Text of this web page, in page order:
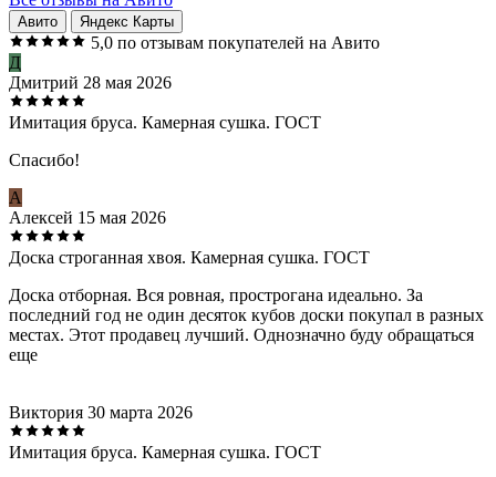
Авито Яндекс Карты
5,0 по отзывам покупателей на Авито
Д
Дмитрий 28 мая 2026
Имитация бруса. Камерная сушка. ГОСТ
Спасибо!
А
Алексей 15 мая 2026
Доска строганная хвоя. Камерная сушка. ГОСТ
Доска отборная. Вся ровная, прострогана идеально. За
последний год не один десяток кубов доски покупал в разных
местах. Этот продавец лучший. Однозначно буду обращаться
еще
Виктория 30 марта 2026
Имитация бруса. Камерная сушка. ГОСТ